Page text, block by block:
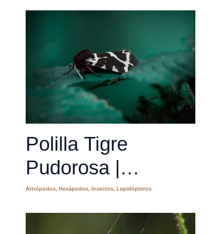
Polilla Tigre
Pudorosa |
Cymbalophora
pudica
Artrópodos, Hexápodos, Insectos, Lepidópteros